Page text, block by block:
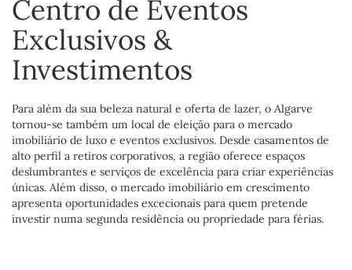
Centro de Eventos
Exclusivos &
Investimentos
Para além da sua beleza natural e oferta de lazer, o Algarve
tornou-se também um local de eleição para o mercado
imobiliário de luxo e eventos exclusivos. Desde casamentos de
alto perfil a retiros corporativos, a região oferece espaços
deslumbrantes e serviços de excelência para criar experiências
únicas. Além disso, o mercado imobiliário em crescimento
apresenta oportunidades excecionais para quem pretende
investir numa segunda residência ou propriedade para férias.